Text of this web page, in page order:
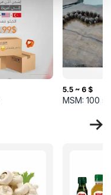
5.5 ~ 6 $
MSM: 100